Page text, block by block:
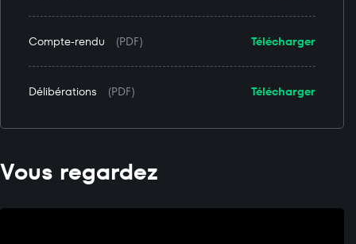
Télécharger
Compte-rendu (PDF)
Télécharger
Délibérations (PDF)
Vous regardez